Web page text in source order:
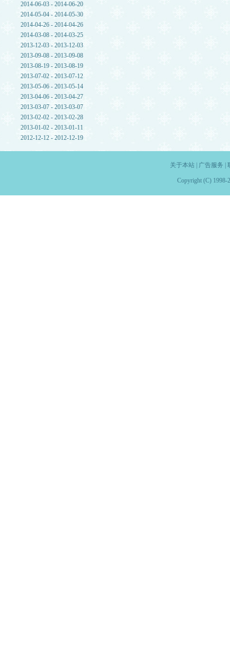
2014-06-03 - 2014-06-20
2014-05-04 - 2014-05-30
2014-04-26 - 2014-04-26
2014-03-08 - 2014-03-25
2013-12-03 - 2013-12-03
2013-09-08 - 2013-09-08
2013-08-19 - 2013-08-19
2013-07-02 - 2013-07-12
2013-05-06 - 2013-05-14
2013-04-06 - 2013-04-27
2013-03-07 - 2013-03-07
2013-02-02 - 2013-02-28
2013-01-02 - 2013-01-11
2012-12-12 - 2012-12-19
关于本站| 广告服务
Copyright (C) 1998-